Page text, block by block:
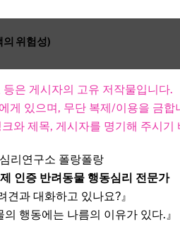
의 위험성)
은 게시자의 고유 저작물입니다.
게 있으며, 무단 복제/이용을 금합
와 제목, 게시자를 명기해 주시기
리연구소 폴랑폴랑
인증 반려동물 행동심리 전문가
견과 대화하고 있나요?』
의 행동에는 나름의 이유가 있다.』